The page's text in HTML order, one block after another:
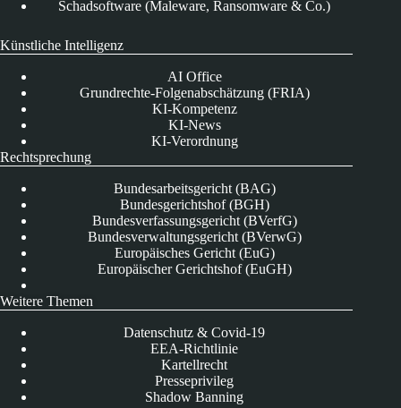
Schadsoftware (Maleware, Ransomware & Co.)
Künstliche Intelligenz
AI Office
Grundrechte-Folgenabschätzung (FRIA)
KI-Kompetenz
KI-News
KI-Verordnung
Rechtsprechung
Bundesarbeitsgericht (BAG)
Bundesgerichtshof (BGH)
Bundesverfassungsgericht (BVerfG)
Bundesverwaltungsgericht (BVerwG)
Europäisches Gericht (EuG)
Europäischer Gerichtshof (EuGH)
Weitere Themen
Datenschutz & Covid-19
EEA-Richtlinie
Kartellrecht
Presseprivileg
Shadow Banning